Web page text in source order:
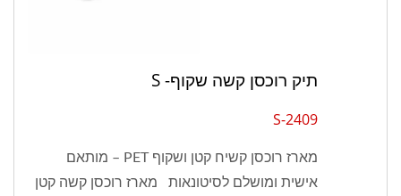
תיק רוכסן קשה שקוף- S
2409-S
מארז רוכסן קשיח קטן ושקוף PET – מותאם
אישית ומושלם לסיטונאות מארז רוכסן קשה קטן